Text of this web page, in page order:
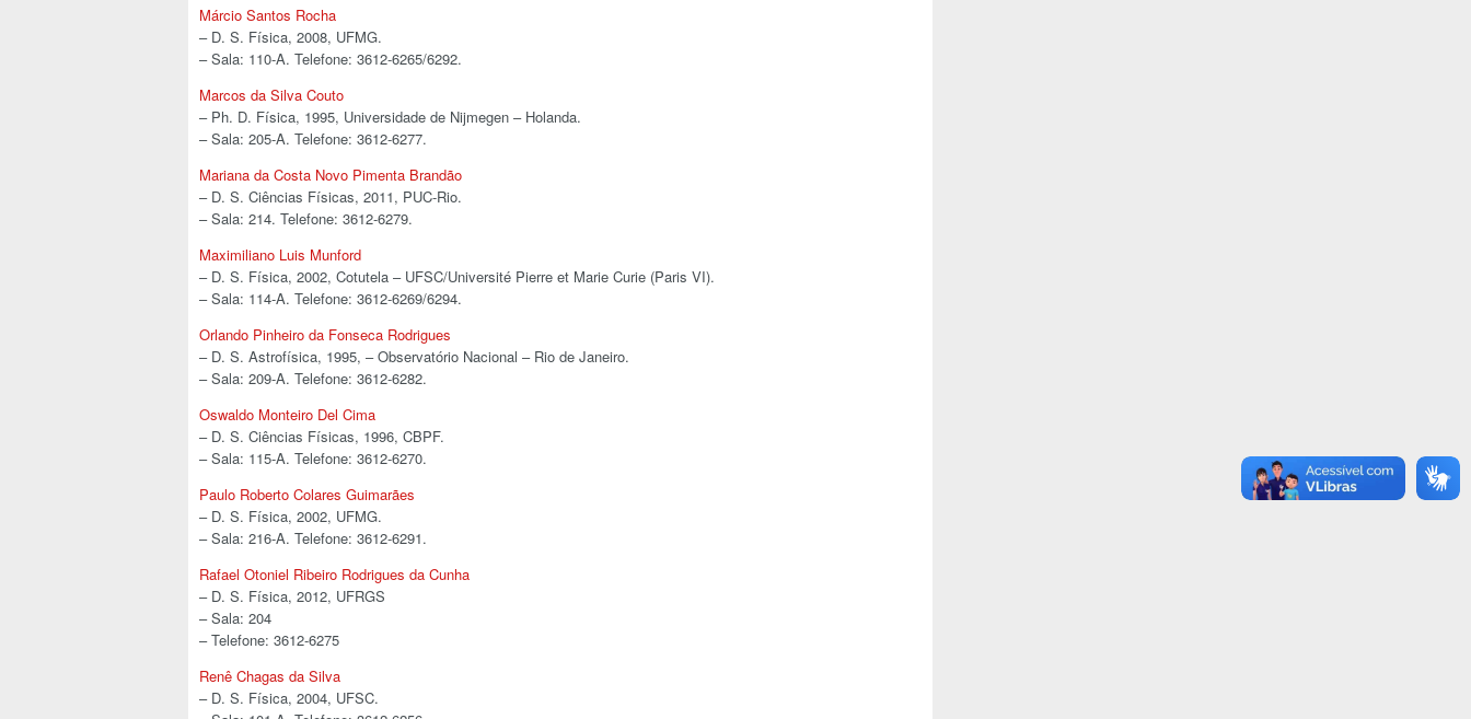
Márcio Santos Rocha
– D. S. Física, 2008, UFMG.
– Sala: 110-A. Telefone: 3612-6265/6292.
Marcos da Silva Couto
– Ph. D. Física, 1995, Universidade de Nijmegen – Holanda.
– Sala: 205-A. Telefone: 3612-6277.
Mariana da Costa Novo Pimenta Brandão
– D. S. Ciências Físicas, 2011, PUC-Rio.
– Sala: 214. Telefone: 3612-6279.
Maximiliano Luis Munford
– D. S. Física, 2002, Cotutela – UFSC/Université Pierre et Marie Curie (Paris VI).
– Sala: 114-A. Telefone: 3612-6269/6294.
Orlando Pinheiro da Fonseca Rodrigues
– D. S. Astrofísica, 1995, – Observatório Nacional – Rio de Janeiro.
– Sala: 209-A. Telefone: 3612-6282.
Oswaldo Monteiro Del Cima
– D. S. Ciências Físicas, 1996, CBPF.
– Sala: 115-A. Telefone: 3612-6270.
Paulo Roberto Colares Guimarães
– D. S. Física, 2002, UFMG.
– Sala: 216-A. Telefone: 3612-6291.
Rafael Otoniel Ribeiro Rodrigues da Cunha
– D. S. Física, 2012, UFRGS
– Sala: 204
– Telefone: 3612-6275
Renê Chagas da Silva
– D. S. Física, 2004, UFSC.